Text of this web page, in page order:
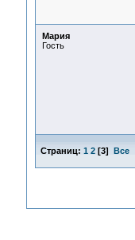
Мария
Гость
Страниц: 1 2[3] Все